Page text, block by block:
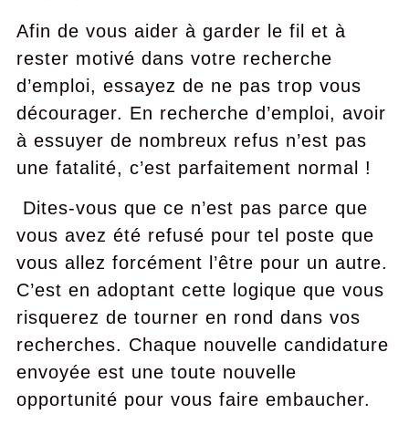
Afin de vous aider à garder le fil et à
rester motivé dans votre recherche
d’emploi, essayez de ne pas trop vous
décourager. En recherche d’emploi, avoir
à essuyer de nombreux refus n’est pas
une fatalité, c’est parfaitement normal !
Dites-vous que ce n’est pas parce que
vous avez été refusé pour tel poste que
vous allez forcément l’être pour un autre.
C’est en adoptant cette logique que vous
risquerez de tourner en rond dans vos
recherches. Chaque nouvelle candidature
envoyée est une toute nouvelle
opportunité pour vous faire embaucher.